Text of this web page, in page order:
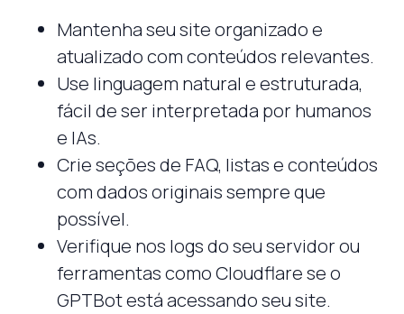
Mantenha seu site organizado e
atualizado com conteúdos relevantes.
Use linguagem natural e estruturada,
fácil de ser interpretada por humanos
e IAs.
Crie seções de FAQ, listas e conteúdos
com dados originais sempre que
possível.
Verifique nos logs do seu servidor ou
ferramentas como Cloudflare se o
GPTBot está acessando seu site.